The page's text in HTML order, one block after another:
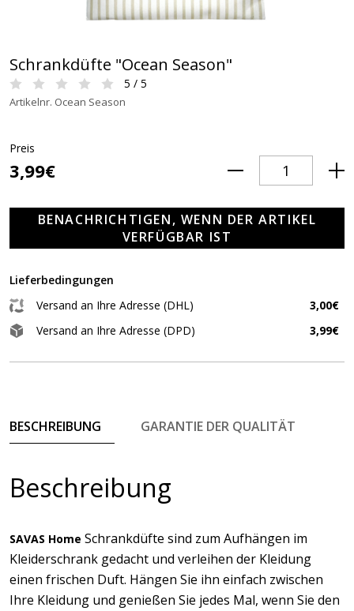
Schrankdüfte "Ocean Season"
5 / 5
Artikelnr. Ocean Season
Preis
3,99€
BENACHRICHTIGEN, WENN DER ARTIKEL
VERFÜGBAR IST
Lieferbedingungen
Versand an Ihre Adresse (DHL)
3,00€
Versand an Ihre Adresse (DPD)
3,99€
BESCHREIBUNG GARANTIE DER QUALITÄT
Beschreibung
SAVAS Home Schrankdüfte sind zum Aufhängen im
Kleiderschrank gedacht und verleihen der Kleidung
einen frischen Duft. Hängen Sie ihn einfach zwischen
Ihre Kleidung und genießen Sie jedes Mal, wenn Sie den